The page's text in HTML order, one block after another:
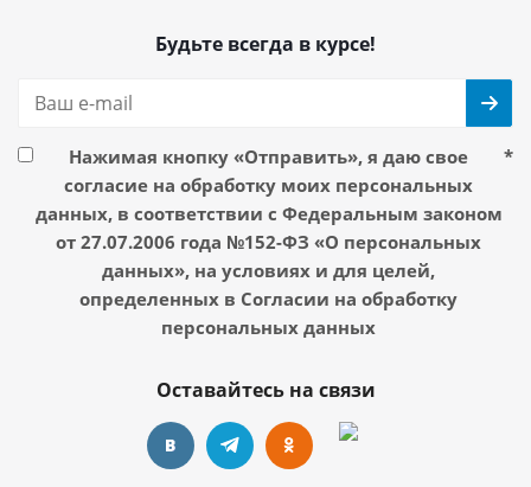
Будьте всегда в курсе!
Нажимая кнопку «Отправить», я даю свое
согласие на обработку моих персональных
данных, в соответствии с Федеральным законом
от 27.07.2006 года №152-ФЗ «О персональных
данных», на условиях и для целей,
определенных в Согласии на обработку
персональных данных
*
Оставайтесь на связи